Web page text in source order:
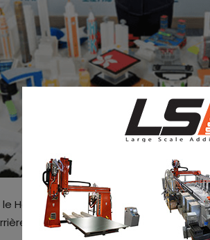
Hong Kong Productivity Council
technologiques.